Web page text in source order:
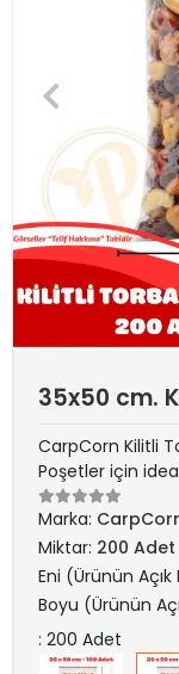
35x50 cm.
CarpCorn Kilitli
Poşetler için
Marka:
Miktar: 200 Adet
Eni (Ürünün Açık
Boyu (Ürünün
: 200 Adet